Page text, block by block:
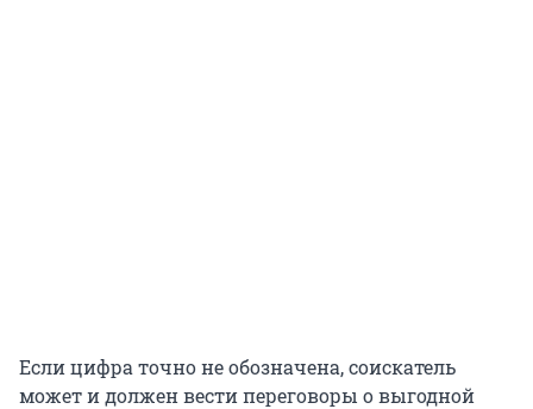
Если цифра точно не обозначена, соискатель
может и должен вести переговоры о выгодной